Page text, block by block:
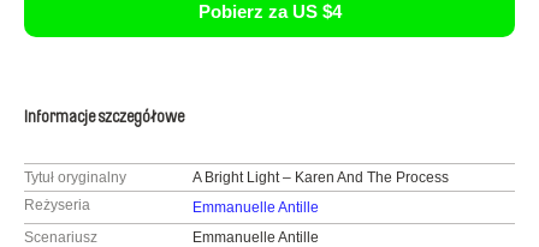
Pobierz za US $4
Informacje szczegółowe
Tytuł oryginalny
A Bright Light – Karen And The Process
Reżyseria
Emmanuelle Antille
Scenariusz
Emmanuelle Antille